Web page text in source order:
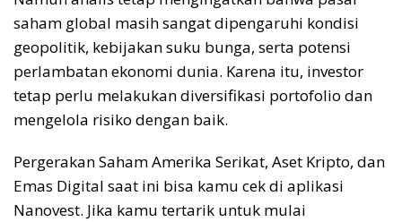
saham global masih sangat dipengaruhi kondisi
geopolitik, kebijakan suku bunga, serta potensi
perlambatan ekonomi dunia. Karena itu, investor
tetap perlu melakukan diversifikasi portofolio dan
mengelola risiko dengan baik.
Pergerakan Saham Amerika Serikat, Aset Kripto, dan
Emas Digital saat ini bisa kamu cek di aplikasi
Nanovest. Jika kamu tertarik untuk mulai